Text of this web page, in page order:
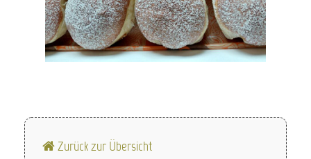
Zurück zur Übersicht